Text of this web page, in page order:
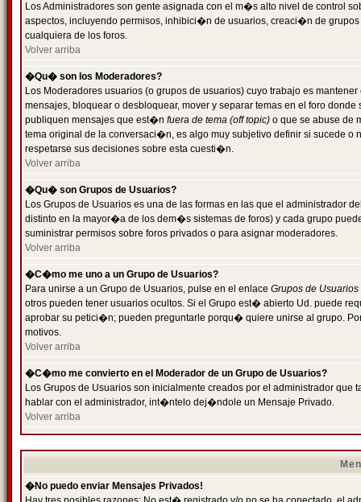
Los Administradores son gente asignada con el m�s alto nivel de control
aspectos, incluyendo permisos, inhibici�n de usuarios, creaci�n de
cualquiera de los foros.
Volver arriba
�Qu� son los Moderadores?
Los Moderadores usuarios (o grupos de usuarios) cuyo trabajo es
mensajes, bloquear o desbloquear, mover y separar temas en el foro
publiquen mensajes que est�n fuera de tema (off topic) o que se abuse de
tema original de la conversaci�n, es algo muy subjetivo definir si sucede
respetarse sus decisiones sobre esta cuesti�n.
Volver arriba
�Qu� son Grupos de Usuarios?
Los Grupos de Usuarios es una de las formas en las que el administrador
distinto en la mayor�a de los dem�s sistemas de foros) y cada grupo
suministrar permisos sobre foros privados o para asignar moderadores.
Volver arriba
�C�mo me uno a un Grupo de Usuarios?
Para unirse a un Grupo de Usuarios, pulse en el enlace Grupos de Usuarios
otros pueden tener usuarios ocultos. Si el Grupo est� abierto Ud. puede
aprobar su petici�n; pueden preguntarle porqu� quiere unirse al grupo.
motivos.
Volver arriba
�C�mo me convierto en el Moderador de un Grupo de Usuarios?
Los Grupos de Usuarios son inicialmente creados por el administrador
hablar con el administrador, int�ntelo dej�ndole un Mensaje Privado.
Volver arriba
�No puedo enviar Mensajes Privados!